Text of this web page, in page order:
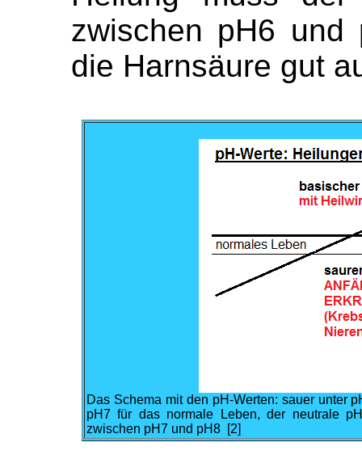
zwischen pH6 und
die Harnsäure gut
Das Schema mit den pH-Werten: sauer unter
pH7 für das normale Leben, der neutrale
zwischen pH7 und pH8 [2]